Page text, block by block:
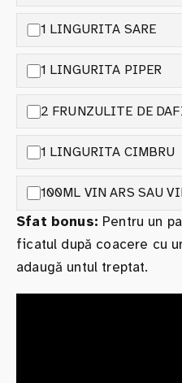
1 LINGURITA SARE
1 LINGURITA PIPER
2 FRUNZULITE DE
1 LINGURITA CIMBRU
100ML VIN ARS SAU
Sfat bonus: Pentru un
ficatul după coacere cu
adaugă untul treptat.